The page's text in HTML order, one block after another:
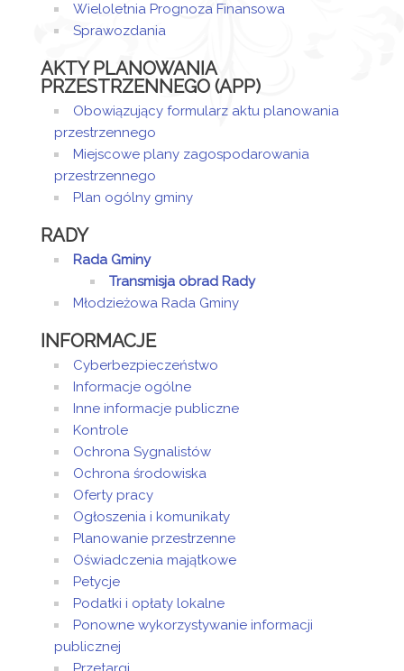
Wieloletnia Prognoza Finansowa
Sprawozdania
AKTY PLANOWANIA
PRZESTRZENNEGO (APP)
Obowiązujący formularz aktu planowania
przestrzennego
Miejscowe plany zagospodarowania
przestrzennego
Plan ogólny gminy
RADY
Rada Gminy
Transmisja obrad Rady
Młodzieżowa Rada Gminy
INFORMACJE
Cyberbezpieczeństwo
Informacje ogólne
Inne informacje publiczne
Kontrole
Ochrona Sygnalistów
Ochrona środowiska
Oferty pracy
Ogłoszenia i komunikaty
Planowanie przestrzenne
Oświadczenia majątkowe
Petycje
Podatki i opłaty lokalne
Ponowne wykorzystywanie informacji
publicznej